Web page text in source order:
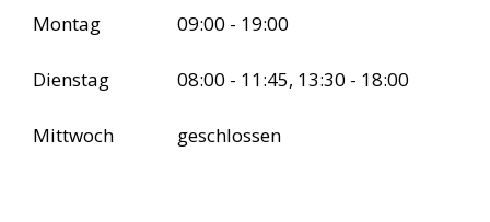
Montag 09:00 - 19:00
Dienstag 08:00 - 11:45, 13:30 - 18:00
Mittwoch geschlossen